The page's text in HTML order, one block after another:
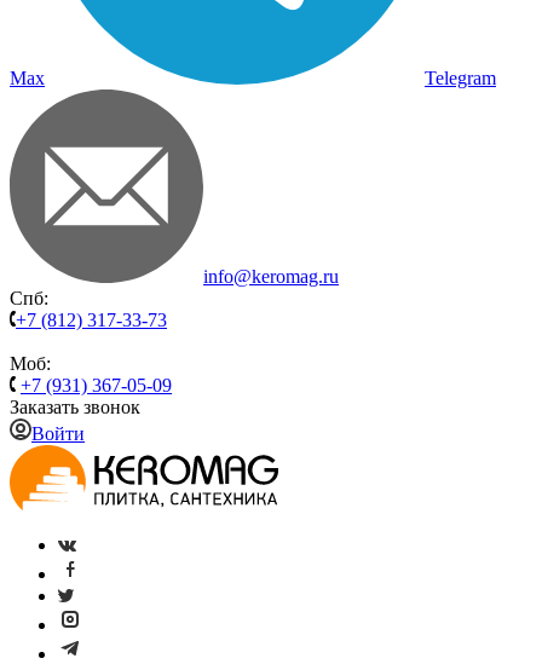
Max Telegram
info@keromag.ru
Спб:
+7 (812) 317-33-73
Моб:
+7 (931) 367-05-09
Заказать звонок
Войти